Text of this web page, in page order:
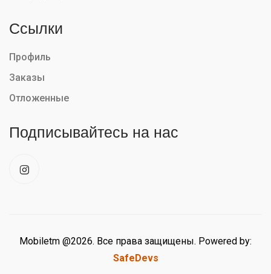
Ссылки
Профиль
Заказы
Отложенные
Подписывайтесь на нас
Mobiletm @2026. Все права защищены. Powered by:
SafeDevs